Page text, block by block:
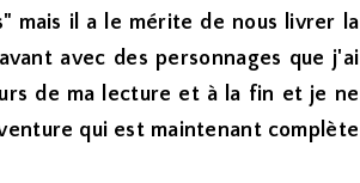
mais il a le mérite de nous livrer la
avec des personnages que j'ai
de ma lecture et à la fin et je ne
qui est maintenant complète